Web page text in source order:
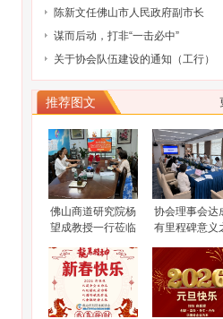
谋而后动，打非“一击必中”
关于协会队伍建设的通知（工行）
关于协会队伍建设的通知（奥博信息
新论坛—全球技术转移大会参展项
广东省科学技术厅关于组织参加
国国际大数据产业博览会的通知
广东省工业和信息化厅关于广东民
业家智库成员（第三批）名单的通
工业和信息化部办公厅关于开展
工业废水循环利用典型案例征集工
通知
2024“创客广东”南海区域赛火热报
关于公布 2023年佛山高新区金融服
业大赛评选结果的通知
陈新文任佛山市人民政府副市长
谋而后动，打非“一击必中”
关于协会队伍建设的通知（工行）
关于协会队伍建设的通知（奥博信息
推荐图文
佛山商道研究院杨
望成教授一行莅临
会调研指导
协会理事会达
有里程碑意义